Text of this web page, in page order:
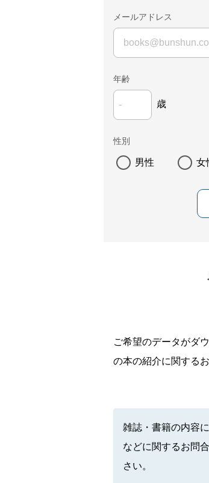
メールアドレス
年齢
歳
性別
男性 女
ご希望のデータがダ
の本の紹介に関する
雑誌・書籍の内容
などに関するお問
さい。